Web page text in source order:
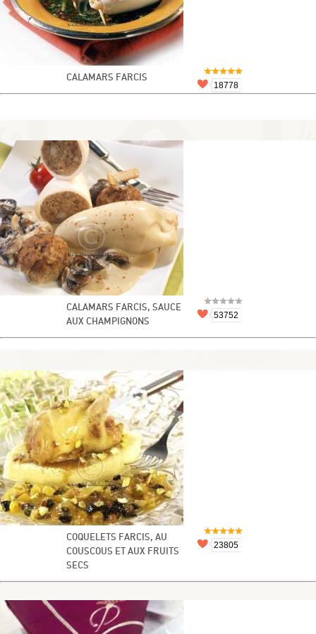
CALAMARS FARCIS
18778
CALAMARS FARCIS, SAUCE
AUX CHAMPIGNONS
53752
COQUELETS FARCIS, AU
COUSCOUS ET AUX FRUITS
SECS
23805